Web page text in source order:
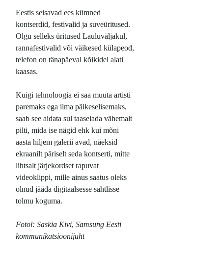
Eestis seisavad ees kümned
kontserdid, festivalid ja suveüritused.
Olgu selleks üritused Lauluväljakul,
rannafestivalid või väikesed külapeod,
telefon on tänapäeval kõikidel alati
kaasas.
Kuigi tehnoloogia ei saa muuta artisti
paremaks ega ilma päikeselisemaks,
saab see aidata sul taaselada vähemalt
pilti, mida ise nägid ehk kui mõni
aasta hiljem galerii avad, näeksid
ekraanilt päriselt seda kontserti, mitte
lihtsalt järjekordset rapuvat
videoklippi, mille ainus saatus oleks
olnud jääda digitaalsesse sahtlisse
tolmu koguma.
Fotol: Saskia Kivi, Samsung Eesti
kommunikatsioonijuht